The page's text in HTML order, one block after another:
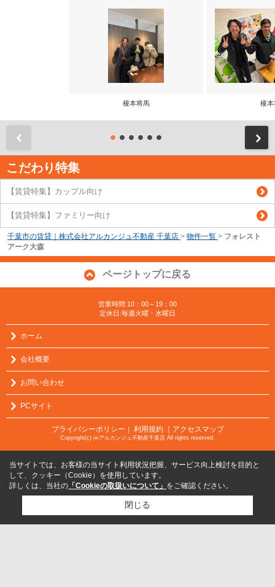
榎本将馬 榎本
こだわり特集
【賃貸特集】カップル向け
【賃貸特集】ファミリー向け
千葉市の賃貸｜株式会社アルカンジュ不動産 千葉店 > 物件一覧 > フォレスト
アーク大森
ページトップに戻る
営業時間:10：00～19：00
定休日:毎週火曜・水曜日
ホーム
会社概要
お問い合わせ
PCサイト
プライバシーポリシー 利用規約 ｜アクセスマップ
Copyright(c) ㈱アルカンジュ不動産千葉店 All rights reserved.
当サイトでは、お客様の当サイト利用状況把握、サービス向上検討を目的と
して、クッキー（Cookie）を使用しています。
詳しくは、当社の 「Cookieの取扱いについて」 をご確認ください。
閉じる